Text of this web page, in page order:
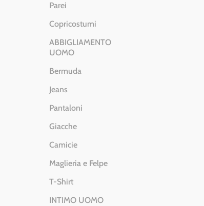
Parei
Copricostumi
ABBIGLIAMENTO
UOMO
Bermuda
Jeans
Pantaloni
Giacche
Camicie
Maglieria e Felpe
T-Shirt
INTIMO UOMO